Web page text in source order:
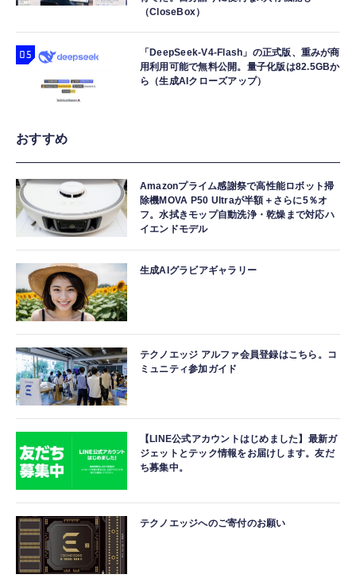
（CloseBox）
「DeepSeek-V4-Flash」の正式版、重みが商
用利用可能で無料公開。量子化版は82.5GBか
ら（生成AIクローズアップ）
おすすめ
Amazonプライム感謝祭で高性能ロボット掃
除機MOVA P50 Ultraが半額＋さらに5％オ
フ。水拭きモップ自動洗浄・乾燥まで対応ハ
イエンドモデル
生成AIグラビアギャラリー
テクノエッジ アルファ会員登録はこちら。コ
ミュニティ参加ガイド
【LINE公式アカウントはじめました】最新ガ
ジェットとテック情報をお届けします。友だ
ち募集中。
テクノエッジへのご寄付のお願い